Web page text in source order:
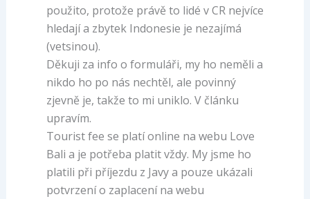
použito, protože právě to lidé v CR nejvíce
hledají a zbytek Indonesie je nezajímá
(vetsinou).
Děkuji za info o formuláři, my ho neměli a
nikdo ho po nás nechtěl, ale povinný
zjevně je, takže to mi uniklo. V článku
upravím.
Tourist fee se platí online na webu Love
Bali a je potřeba platit vždy. My jsme ho
platili při příjezdu z Javy a pouze ukázali
potvrzení o zaplacení na webu